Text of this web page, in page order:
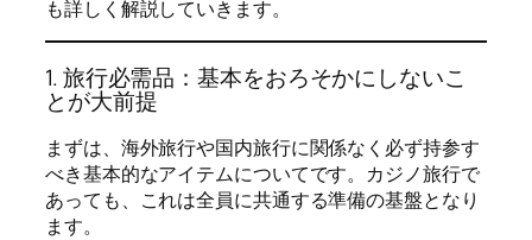
も詳しく解説していきます。
1. 旅行必需品：基本をおろそかにしないこ
とが大前提
まずは、海外旅行や国内旅行に関係なく必ず持参す
べき基本的なアイテムについてです。カジノ旅行で
あっても、これは全員に共通する準備の基盤となり
ます。